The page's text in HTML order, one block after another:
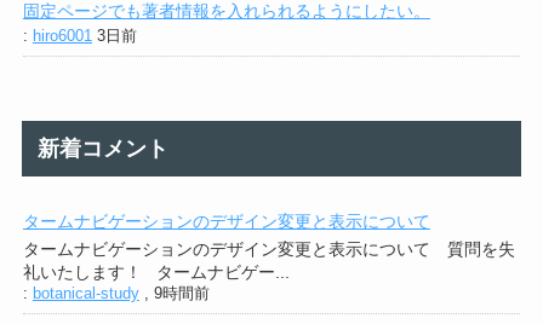
固定ページでも著者情報を入れられるようにしたい。
: hiro6001 3日前
新着コメント
タームナビゲーションのデザイン変更と表示について
タームナビゲーションのデザイン変更と表示について 質問を失
礼いたします！ タームナビゲー...
: botanical-study, 9時間前